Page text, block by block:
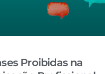
Proibidas na